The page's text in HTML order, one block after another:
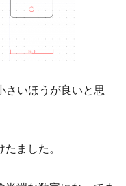
さいほうが良いと思
ました。